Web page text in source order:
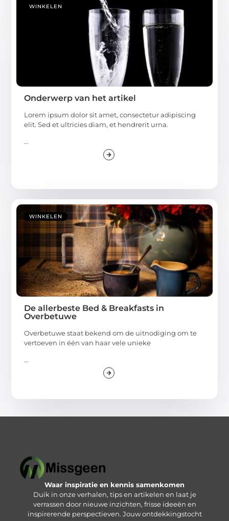
WINKELEN
Onderwerp van het artikel
Lorem ipsum dolor sit amet, consectetur adipiscing
elit. Sed et ultricies diam, et hendrerit urna.
...
WINKELEN
De allerbeste Bed & Breakfasts in
Overbetuwe
Overbetuwe staat bekend om de uitnodiging om te
vertoeven in één van haar vele unieke
...
Waar inspiratie en kennis samenkomen
Duik in onze verhalen, tips en artikelen en laat je
verrassen door nieuwe inzichten, frisse ideeën en
inspirerende perspectieven. Jouw ontdekkingstocht